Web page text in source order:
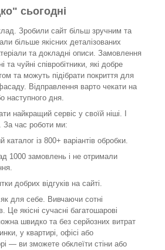
сьогодні
Зробили сайт більш зручним та
більше якісних деталізованих
та докладні описи. Замовлення
та чуйні співробітники, які добре
та можуть підібрати покриття для
Відправлення варто чекати на
наступного дня.
найкращий сервіс у своїй ніші. І
За час роботи ми:
каталог із 800+ варіантів обробки.
1000 замовлень і не отримали
добрих відгуків на сайті.
для себе. Вивчаючи сотні
Це якісні сучасні багатошарові
швидко та без серйозних витрат
у квартирі, офісі або
— ви зможете обклеїти стіни або